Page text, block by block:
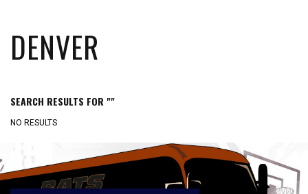
DENVER
SEARCH RESULTS FOR ""
NO RESULTS